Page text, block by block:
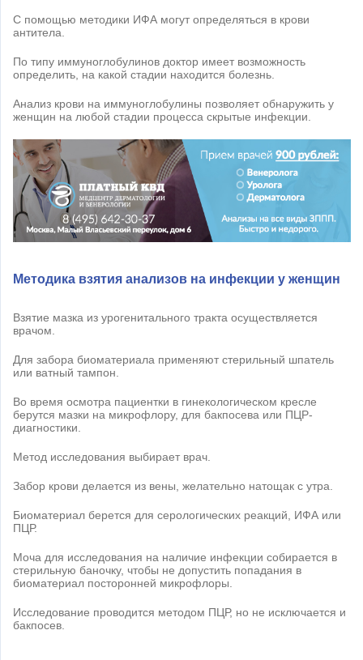
С помощью методики ИФА могут определяться в крови
антитела.
По типу иммуноглобулинов доктор имеет возможность
определить, на какой стадии находится болезнь.
Анализ крови на иммуноглобулины позволяет обнаружить у
женщин на любой стадии процесса скрытые инфекции.
Методика взятия анализов на инфекции у женщин
Взятие мазка из урогенитального тракта осуществляется
врачом.
Для забора биоматериала применяют стерильный шпатель
или ватный тампон.
Во время осмотра пациентки в гинекологическом кресле
берутся мазки на микрофлору, для бакпосева или ПЦР-
диагностики.
Метод исследования выбирает врач.
Забор крови делается из вены, желательно натощак с утра.
Биоматериал берется для серологических реакций, ИФА или
ПЦР.
Моча для исследования на наличие инфекции собирается в
стерильную баночку, чтобы не допустить попадания в
биоматериал посторонней микрофлоры.
Исследование проводится методом ПЦР, но не исключается и
бакпосев.